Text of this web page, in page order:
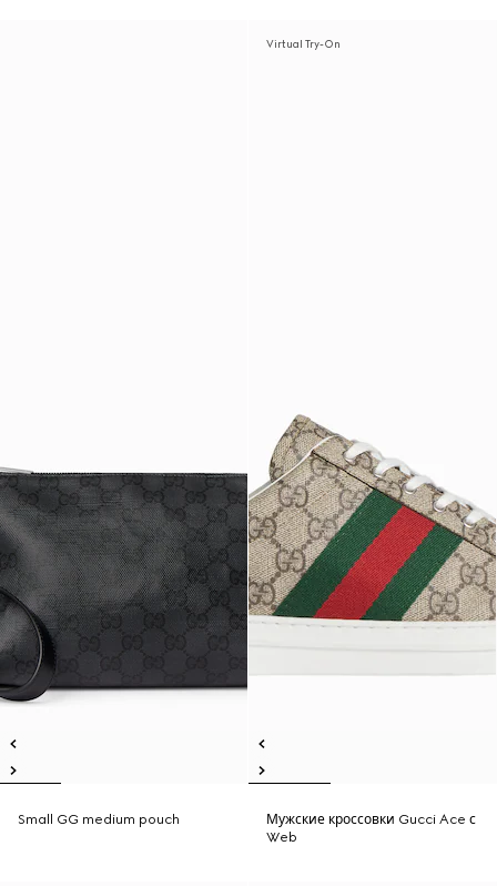
Small GG medium pouch
Virtual Try-On
Мужские кроссовки Gucci Ace с
Web